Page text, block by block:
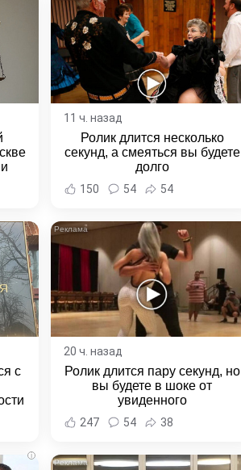
-
11 ч. назад
Ролик длится несколько
секунд, а смеяться вы будете
долго
150 54 54
с
20 ч. назад
Ролик длится пару секунд, но
вы будете в шоке от
увиденного
247 54 38
i